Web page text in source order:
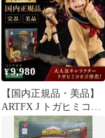
¥9,980
【国内正規品・美品】
ARTFX J トガヒミコ
1/8 コトブキヤ 完品